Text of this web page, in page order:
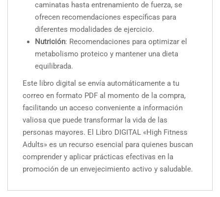
caminatas hasta entrenamiento de fuerza, se
ofrecen recomendaciones específicas para
diferentes modalidades de ejercicio.
Nutrición: Recomendaciones para optimizar el
metabolismo proteico y mantener una dieta
equilibrada.
Este libro digital se envía automáticamente a tu
correo en formato PDF al momento de la compra,
facilitando un acceso conveniente a información
valiosa que puede transformar la vida de las
personas mayores. El Libro DIGITAL «High Fitness
Adults» es un recurso esencial para quienes buscan
comprender y aplicar prácticas efectivas en la
promoción de un envejecimiento activo y saludable.